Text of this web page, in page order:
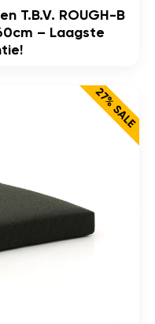
T.b.v. ROUGH-B
– Laagste
27% SALE